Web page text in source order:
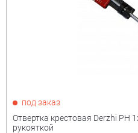
под заказ
Отвертка крестовая Derzhi PH
рукояткой